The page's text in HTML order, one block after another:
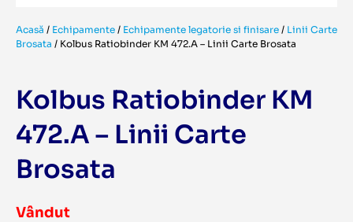
Acasă / Echipamente / Echipamente legatorie si finisare / Linii Carte
Brosata / Kolbus Ratiobinder KM 472.A – Linii Carte Brosata
Kolbus Ratiobinder KM
472.A – Linii Carte
Brosata
Vândut